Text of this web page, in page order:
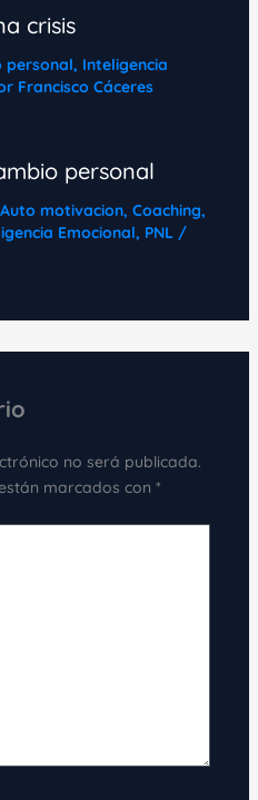
crisis
personal, Inteligencia
Francisco Cáceres
personal
Auto motivacion, Coaching,
Emocional, PNL/
no será publicada.
marcados con *